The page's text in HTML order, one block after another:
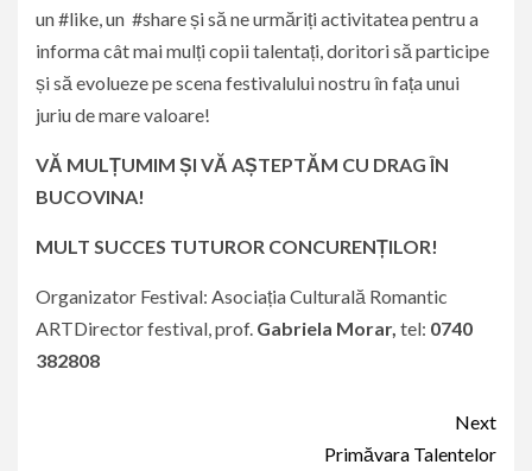
un #like, un #share și să ne urmăriți activitatea pentru a
informa cât mai mulți copii talentați, doritori să participe
și să evolueze pe scena festivalului nostru în fața unui
juriu de mare valoare!
VĂ MULȚUMIM ȘI VĂ AȘTEPTĂM CU DRAG ÎN
BUCOVINA!
MULT SUCCES TUTUROR CONCURENȚILOR!
Organizator Festival: Asociația Culturală Romantic
ARTDirector festival, prof. Gabriela Morar, tel: 0740
382808
Next
Primăvara Talentelor